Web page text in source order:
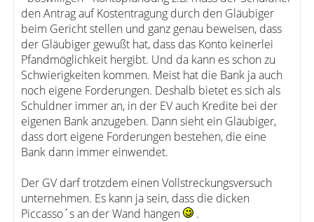
den Antrag auf Kostentragung durch den Gläubiger
beim Gericht stellen und ganz genau beweisen, dass
der Gläubiger gewußt hat, dass das Konto keinerlei
Pfandmöglichkeit hergibt. Und da kann es schon zu
Schwierigkeiten kommen. Meist hat die Bank ja auch
noch eigene Forderungen. Deshalb bietet es sich als
Schuldner immer an, in der EV auch Kredite bei der
eigenen Bank anzugeben. Dann sieht ein Gläubiger,
dass dort eigene Forderungen bestehen, die eine
Bank dann immer einwendet.
Der GV darf trotzdem einen Vollstreckungsversuch
unternehmen. Es kann ja sein, dass die dicken
Piccasso´s an der Wand hängen
.